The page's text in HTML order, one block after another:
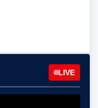
LIVE